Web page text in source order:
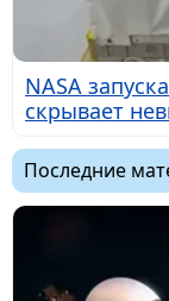
NASA
скрывает
Последние